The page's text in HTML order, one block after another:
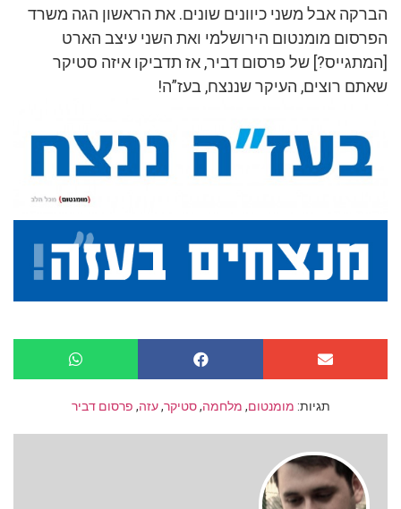
הברקה אבל משני כיוונים שונים. את הראשון הגה משרד
הפרסום מומנטום הירושלמי ואת השני עיצב הארט
[המתגייס?] של פרסום דביר, אז תדביקו איזה סטיקר
שאתם רוצים, העיקר שננצח, בעז”ה!
תגיות: מומנטום, מלחמה,סטיקר,עזה, פרסום דביר